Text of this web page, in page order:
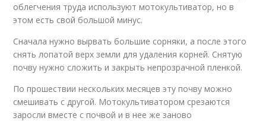
облегчения труда используют мотокультиватор, но в
этом есть свой большой минус.
Сначала нужно вырвать большие сорняки, а после этого
снять лопатой верх земли для удаления корней. Снятую
почву нужно сложить и закрыть непрозрачной пленкой.
По прошествии нескольких месяцев эту почву можно
смешивать с другой. Мотокультиватором срезаются
заросли вместе с почвой и в нее же заново